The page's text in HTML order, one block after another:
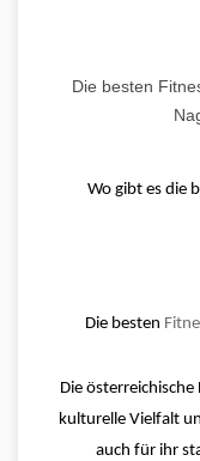
Die besten
Wo gibt es die
Die besten
Die
kulturelle Vielfalt
auch für ihr